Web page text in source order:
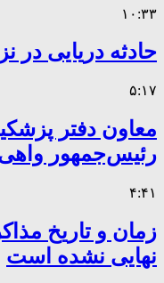
۱۰:۳۳
حادثه دریایی
۵:۱۷
معاون دفتر
رئیس‌جمهور
۴:۴۱
زمان و تاریخ
نهایی نشده است